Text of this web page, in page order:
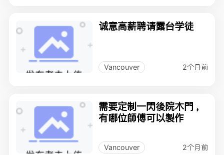
诚意高薪聘请露台学徒
Vancouver 2个月前
需要定制一閃後院木門 ，
有哪位師傅可以製作
Vancouver 2个月前